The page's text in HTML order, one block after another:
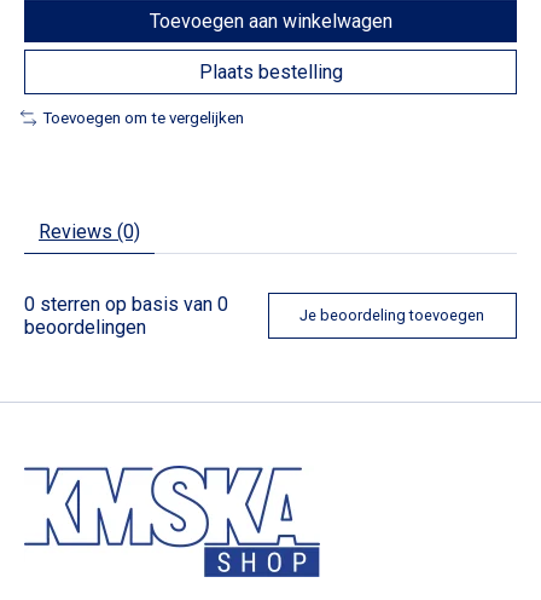
Toevoegen aan winkelwagen
Plaats bestelling
Toevoegen om te vergelijken
Reviews (0)
0 sterren op basis van 0
beoordelingen
Je beoordeling toevoegen